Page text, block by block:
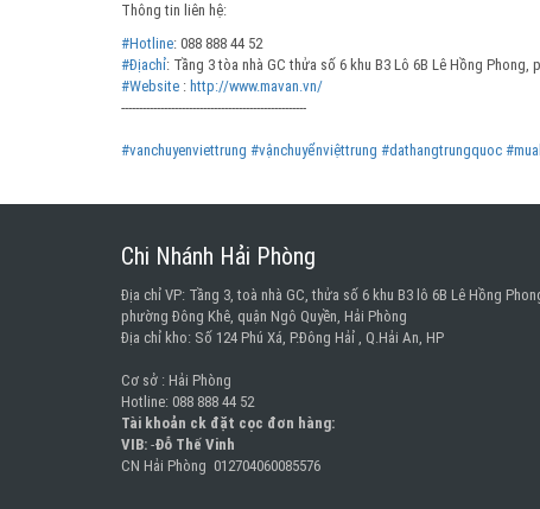
Thông tin liên hệ:
#Hotline: 088 888 44 52
#Địachỉ: Tầng 3 tòa nhà GC thửa số 6 khu B3 Lô 6B Lê Hồng
#Website : http://www.mavan.vn/
----------------------------------------------------
#vanchuyenviettrung #vậnchuyểnviệttrung #dathangtrungquoc
Chi Nhánh Hải Phòng
Địa chỉ VP: Tầng 3, toà nhà GC, thửa số 6 khu B3 lô 6B Lê Hồng
phường Đông Khê, quận Ngô Quyền, Hải Phòng
Địa chỉ kho: Số 124 Phú Xá, P.Đông Hảỉ , Q.Hải An, HP
Cơ sở : Hải Phòng
Hotline: 088 888 44 52
Tài khoản ck đặt cọc đơn hàng:
VIB: -Đỗ Thế Vinh
CN Hải Phòng 012704060085576